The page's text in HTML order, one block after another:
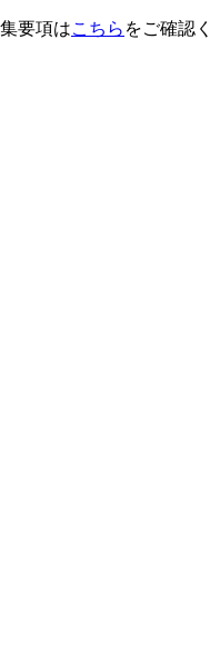
要項はこちら をご確認